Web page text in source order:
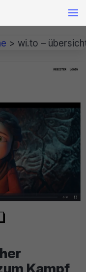
> wi.to –
Kampf